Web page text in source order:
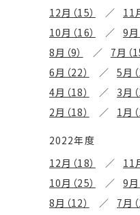
12月（15）
11
10月（16）
9月
8月（9）
7月（
6月（22）
5月（
4月（18）
3月（
2月（18）
1月（
2022年度
12月（18）
11
10月（25）
9月
8月（12）
7月（